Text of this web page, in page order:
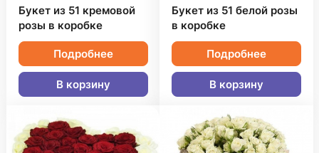
Букет из 51 кремовой
розы в коробке
Подробнее
В корзину
Букет из 51 белой розы
в коробке
Подробнее
В корзину